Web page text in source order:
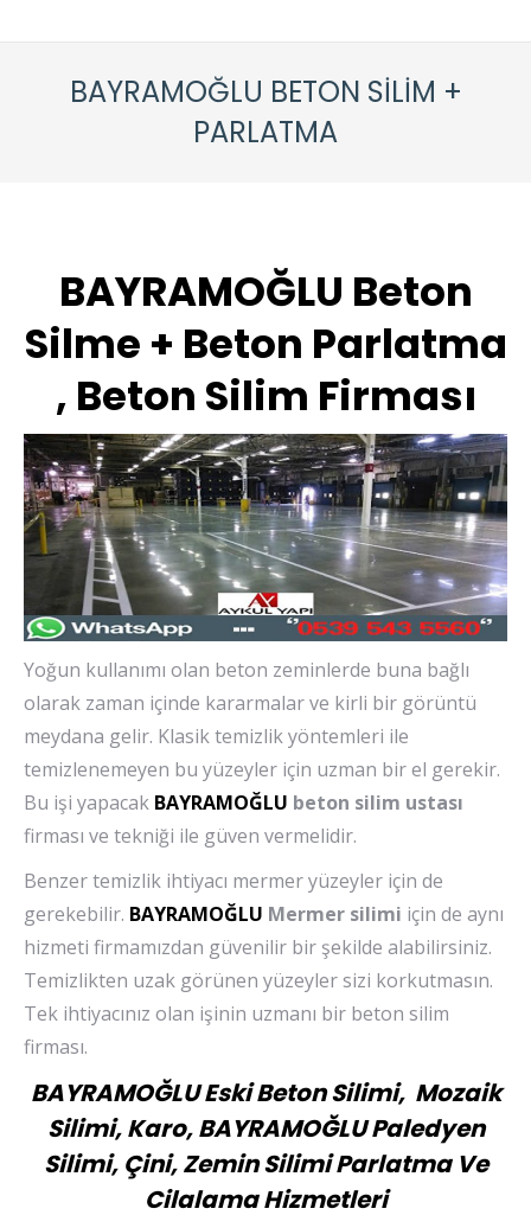
BAYRAMOĞLU BETON SİLİM +
PARLATMA
BAYRAMOĞLU Beton
Silme + Beton Parlatma
, Beton Silim Firması
Yoğun kullanımı olan beton zeminlerde buna bağlı
olarak zaman içinde kararmalar ve kirli bir görüntü
meydana gelir. Klasik temizlik yöntemleri ile
temizlenemeyen bu yüzeyler için uzman bir el gerekir.
Bu işi yapacak BAYRAMOĞLU beton silim ustası
firması ve tekniği ile güven vermelidir.
Benzer temizlik ihtiyacı mermer yüzeyler için de
gerekebilir. BAYRAMOĞLU Mermer silimi için de aynı
hizmeti firmamızdan güvenilir bir şekilde alabilirsiniz.
Temizlikten uzak görünen yüzeyler sizi korkutmasın.
Tek ihtiyacınız olan işinin uzmanı bir beton silim
firması.
BAYRAMOĞLU Eski Beton Silimi, Mozaik
Silimi, Karo, BAYRAMOĞLU Paledyen
Silimi, Çini, Zemin Silimi Parlatma Ve
Cilalama Hizmetleri